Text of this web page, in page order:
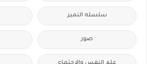
سلسله التميز
صور